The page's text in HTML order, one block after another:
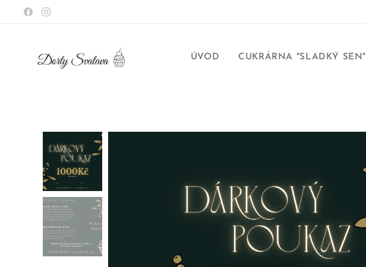
ÚVOD CUKRÁRNA "SLADKÝ SEN"